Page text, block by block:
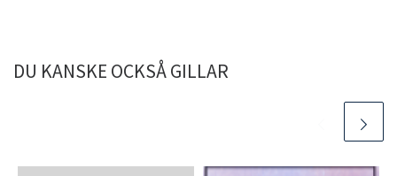
DU KANSKE OCKSÅ GILLAR